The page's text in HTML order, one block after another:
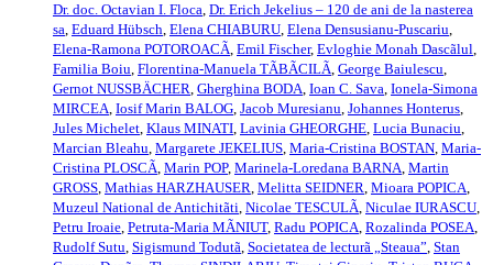
Dr. doc. Octavian I. Floca, Dr. Erich Jekelius – 120 de ani de la nasterea
sa, Eduard Hübsch, Elena CHIABURU, Elena Densusianu-Puscariu,
Elena-Ramona POTOROACÃ, Emil Fischer, Evloghie Monah Dascãlul,
Familia Boiu, Florentina-Manuela TÃBÃCILÃ, George Baiulescu,
Gernot NUSSBÄCHER, Gherghina BODA, Ioan C. Sava, Ionela-Simona
MIRCEA, Iosif Marin BALOG, Jacob Muresianu, Johannes Honterus,
Jules Michelet, Klaus MINATI, Lavinia GHEORGHE, Lucia Bunaciu,
Marcian Bleahu, Margarete JEKELIUS, Maria-Cristina BOSTAN, Maria-
Cristina PLOSCÃ, Marin POP, Marinela-Loredana BARNA, Martin
GROSS, Mathias HARZHAUSER, Melitta SEIDNER, Mioara POPICA,
Muzeul National de Antichitãti, Nicolae TESCULÃ, Niculae IURASCU,
Petru Iroaie, Petruta-Maria MÃNIUT, Radu POPICA, Rozalinda POSEA,
Rudolf Sutu, Sigismund Todutã, Societatea de lecturã „Steaua”, Stan